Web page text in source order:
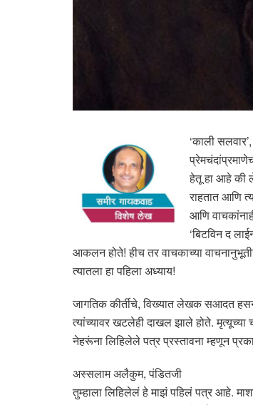
‘काली
हेतू हा आहे की
राहतात आणि
आणि
‘बिटविन द
आकलन होते! हीच तर वाचकाच्या
त्यातला हा पहिला अध्याय!
जागतिक कीर्तीचे, विख्यात लेखक सआदत
त्यांच्यावर खटलेही दाखल झाले होते.
नेहरूंना लिहिलेले पत्र प्रस्तावना म्हणून
अस्सलाम अलैकुम, पंडितजी
तुम्हाला लिहिलेलं हे माझं पहिलं पत्र आहे.